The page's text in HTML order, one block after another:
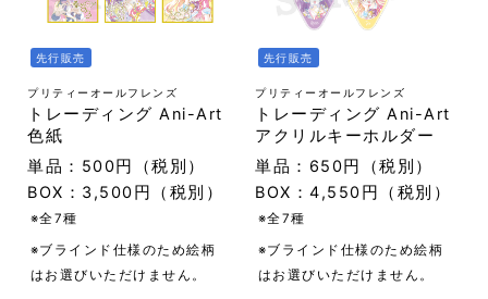
プリティーオールフレンズ
トレーディング Ani-Art
色紙
先行販売
単品：500円（税別）
BOX：3,500円（税別）
※全7種
※ブラインド仕様のため絵柄
はお選びいただけません。
プリティーオールフレンズ
トレーディング Ani-Art
アクリルキーホルダー
先行販売
単品：650円（税別）
BOX：4,550円（税別）
※全7種
※ブラインド仕様のため絵柄
はお選びいただけません。